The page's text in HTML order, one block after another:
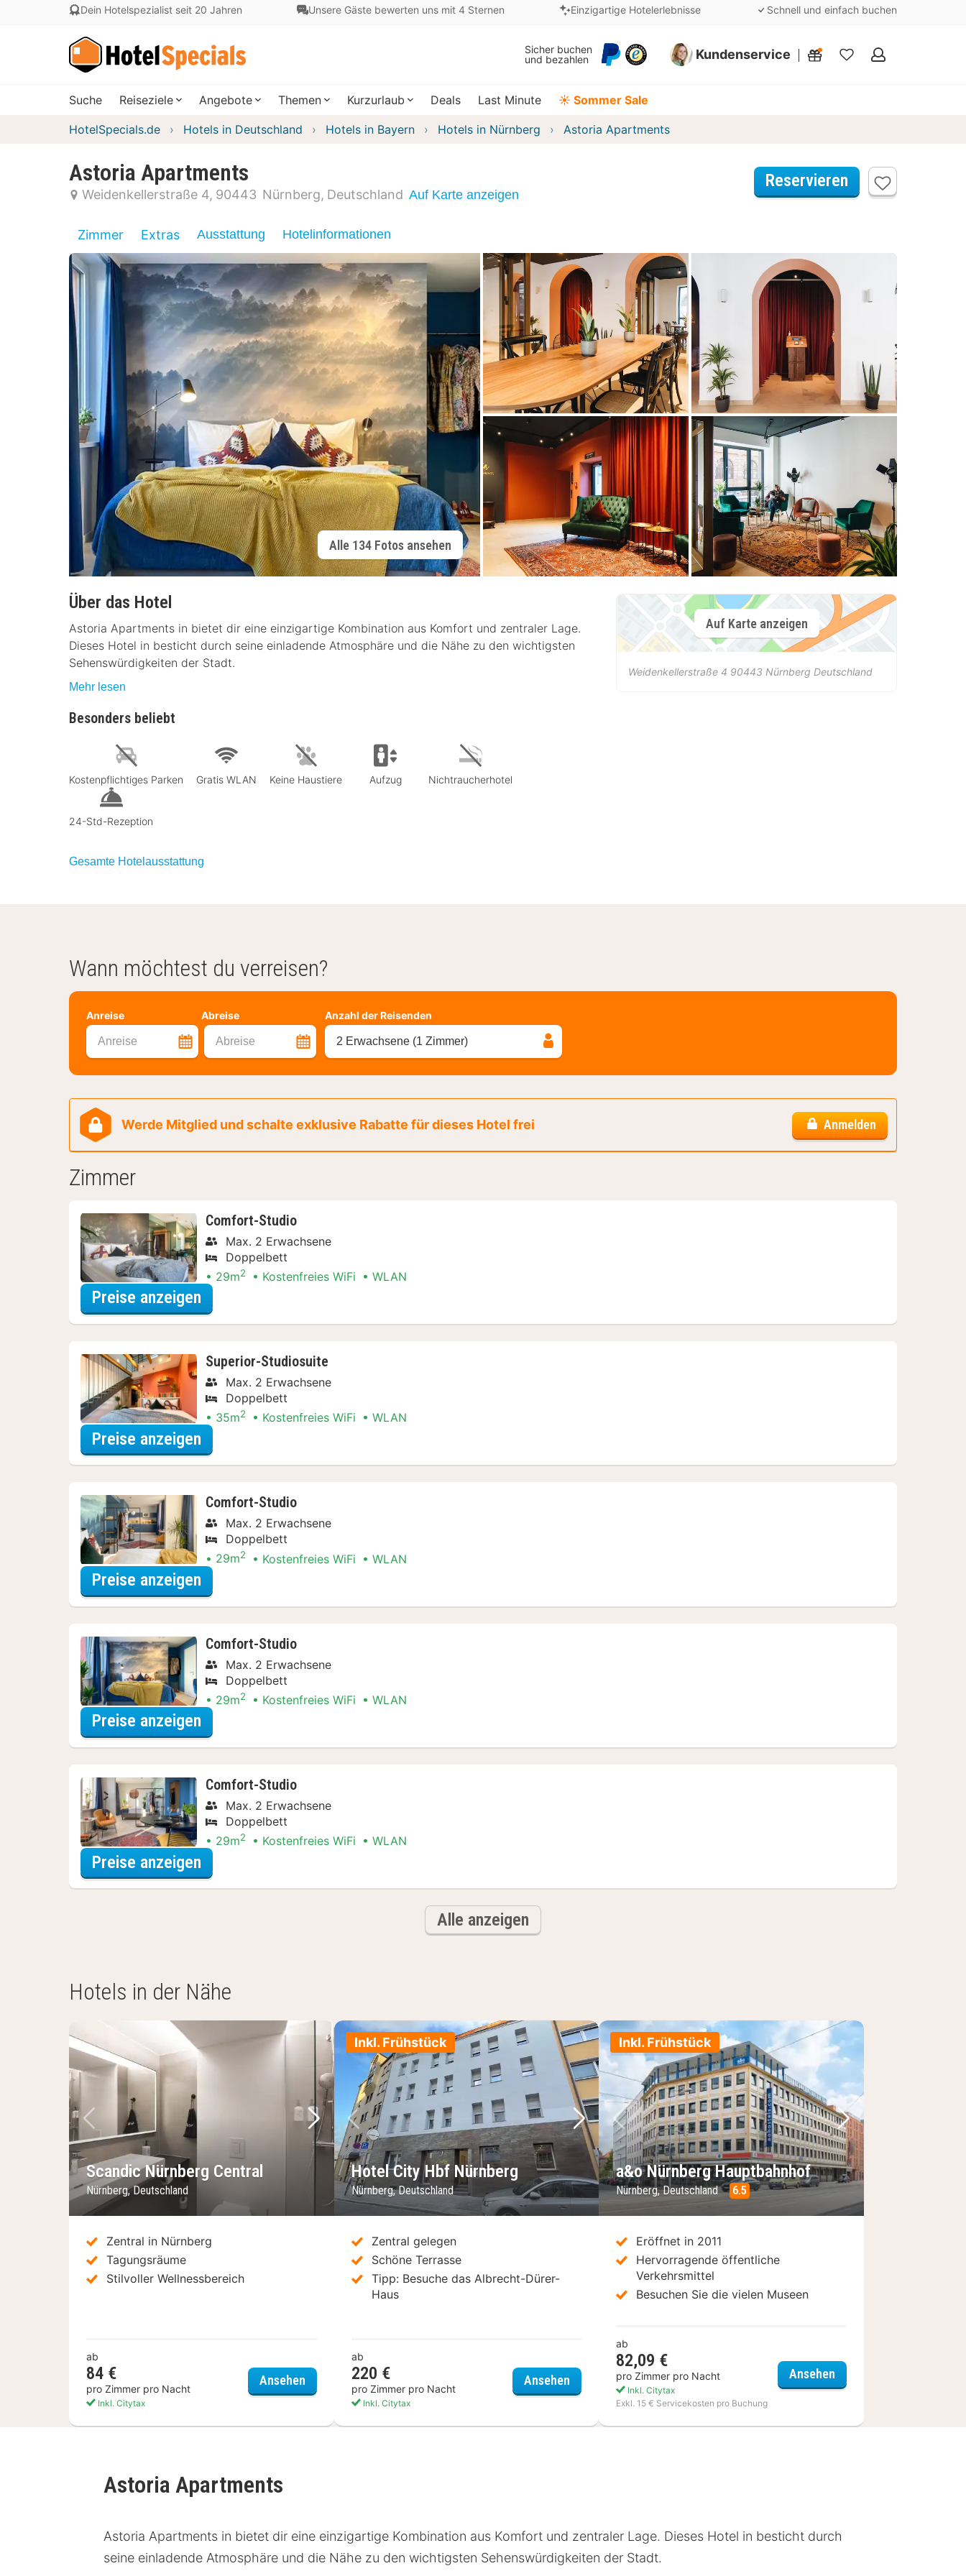
Dein Hotelspezialist seit 20 Jahren Unsere Gäste bewerten uns mit 4 Sternen Einzigartige Hotelerlebnisse Schnell und einfach buchen
Sicher buchen
und bezahlen
Kundenservice
Meine
Suche Reiseziele Angebote Themen Kurzurlaub Deals Last Minute ☀️ Sommer Sale
HotelSpecials.de Hotels in Deutschland Hotels in Bayern Hotels in Nürnberg Astoria Apartments
Astoria Apartments
Weidenkellerstraße 4 90443 Nürnberg Deutschland Auf Karte anzeigen
Reservieren
Zimmer Extras Ausstattung Hotelinformationen
Alle 134 Fotos ansehen
Über das Hotel
Astoria Apartments in bietet dir eine einzigartige Kombination aus Komfort und zentraler Lage.
Dieses Hotel in besticht durch seine einladende Atmosphäre und die Nähe zu den wichtigsten
Sehenswürdigkeiten der Stadt.
Mehr lesen
Besonders beliebt
Kostenpflichtiges Parken Gratis WLAN Keine Haustiere Aufzug Nichtraucherhotel
24-Std-Rezeption
Gesamte Hotelausstattung
Auf Karte anzeigen
Weidenkellerstraße 4 90443 Nürnberg Deutschland
Wann möchtest du verreisen?
Anreise Abreise
Anreise Abreise
Anzahl der Reisenden
2 Erwachsene (1 Zimmer)
Werde Mitglied und schalte exklusive Rabatte für dieses Hotel frei Anmelden
Zimmer
Comfort-Studio
Max. 2 Erwachsene
Doppelbett
29m2 Kostenfreies WiFi WLAN
Preise anzeigen
Superior-Studiosuite
Max. 2 Erwachsene
Doppelbett
35m2 Kostenfreies WiFi WLAN
Preise anzeigen
Comfort-Studio
Max. 2 Erwachsene
Doppelbett
29m2 Kostenfreies WiFi WLAN
Preise anzeigen
Comfort-Studio
Max. 2 Erwachsene
Doppelbett
29m2 Kostenfreies WiFi WLAN
Preise anzeigen
Comfort-Studio
Max. 2 Erwachsene
Doppelbett
29m2 Kostenfreies WiFi WLAN
Preise anzeigen
Alle anzeigen
Hotels in der Nähe
Vorheriges Bild
Nächstes Bild
Scandic Nürnberg Central
Nürnberg, Deutschland
Zentral in Nürnberg
Tagungsräume
Stilvoller Wellnessbereich
ab
84 €
pro Zimmer pro Nacht
Inkl. Citytax
AnsehenScandic Nürnberg Central
Inkl. Frühstück
Vorheriges Bild
Nächstes Bild
Hotel City Hbf Nürnberg
Nürnberg, Deutschland
Zentral gelegen
Schöne Terrasse
Tipp: Besuche das Albrecht-Dürer-
Haus
ab
220 €
pro Zimmer pro Nacht
Inkl. Citytax
Ansehen Hotel City Hbf Nürnberg
Inkl. Frühstück
Vorheriges Bild
Nächstes Bild
a&o Nürnberg Hauptbahnhof
Nürnberg, Deutschland 6.5
Eröffnet in 2011
Hervorragende öffentliche
Verkehrsmittel
Besuchen Sie die vielen Museen
ab
82,09 €
pro Zimmer pro Nacht
Inkl. Citytax
Exkl. 15 € Servicekosten pro Buchung
Ansehena&o Nürnberg
Astoria Apartments
Astoria Apartments in bietet dir eine einzigartige Kombination aus Komfort und zentraler Lage. Dieses Hotel in besticht durch
seine einladende Atmosphäre und die Nähe zu den wichtigsten Sehenswürdigkeiten der Stadt.